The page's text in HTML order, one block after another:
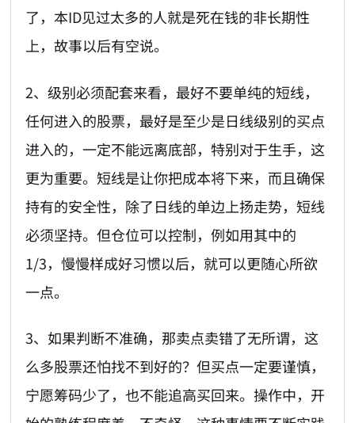
了，本ID见过太多的人就是死在钱的非长期性
上，故事以后有空说。
2、级别必须配套来看，最好不要单纯的短线，
任何进入的股票，最好是至少是日线级别的买点
进入的，一定不能远离底部，特别对于生手，这
更为重要。短线是让你把成本将下来，而且确保
持有的安全性，除了日线的单边上扬走势，短线
必须坚持。但仓位可以控制，例如用其中的
1/3，慢慢样成好习惯以后，就可以更随心所欲
一点。
3、如果判断不准确，那卖点卖错了无所谓，这
么多股票还怕找不到好的？但买点一定要谨慎，
宁愿筹码少了，也不能追高买回来。操作中，开